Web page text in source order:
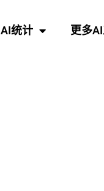
AI统计 更多